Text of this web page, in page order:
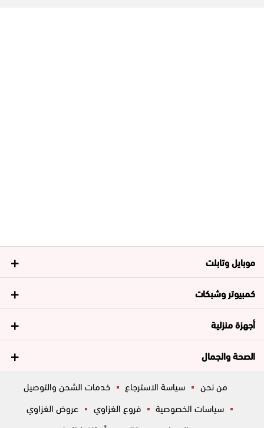
موبايل وتابلت
كمبيوتر وشبكات
أجهزة منزلية
الصحة والجمال
من نحن سياسة الاسترجاع
خدمات الشحن والتوصيل
سياسات الخصوصية
فروع الغزاوي
عروض الغزاوي